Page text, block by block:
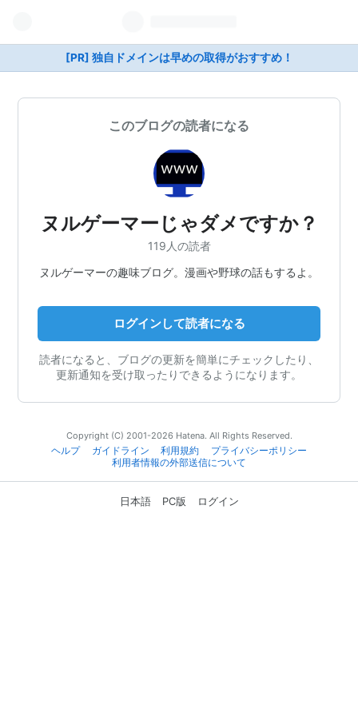
[PR] 独自ドメインは早めの取得がおすすめ！
このブログの読者になる
ヌルゲーマーじゃダメですか？
119人の読者
ヌルゲーマーの趣味ブログ。漫画や野球の話もするよ。
ログインして読者になる
読者になると、ブログの更新を簡単にチェックしたり、
更新通知を受け取ったりできるようになります。
Copyright (C) 2001-2026 Hatena. All Rights Reserved.
ヘルプ
ガイドライン 利用規約
プライバシーポリシー
利用者情報の外部送信について
日本語 PC版 ログイン